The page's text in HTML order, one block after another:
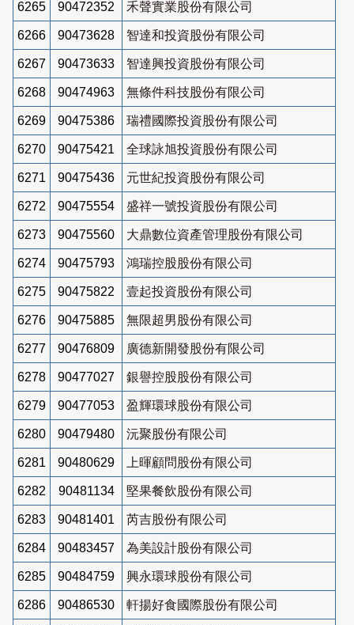
6265 90472352 禾聲實業股份有限公司
6266 90473628 智達和投資股份有限公司
6267 90473633 智達興投資股份有限公司
6268 90474963 無條件科技股份有限公司
6269 90475386 瑞禮國際投資股份有限公司
6270 90475421 全球詠旭投資股份有限公司
6271 90475436 元世紀投資股份有限公司
6272 90475554 盛祥一號投資股份有限公司
6273 90475560 大鼎數位資產管理股份有限公司
6274 90475793 鴻瑞控股股份有限公司
6275 90475822 壹起投資股份有限公司
6276 90475885 無限超男股份有限公司
6277 90476809 廣德新開發股份有限公司
6278 90477027 銀譽控股股份有限公司
6279 90477053 盈輝環球股份有限公司
6280 90479480 沅聚股份有限公司
6281 90480629 上暉顧問股份有限公司
6282 90481134 堅果餐飲股份有限公司
6283 90481401 芮吉股份有限公司
6284 90483457 為美設計股份有限公司
6285 90484759 興永環球股份有限公司
6286 90486530 軒揚好食國際股份有限公司